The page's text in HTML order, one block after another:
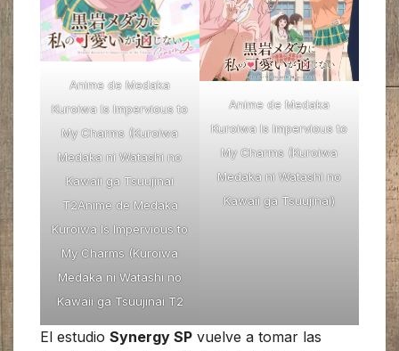
Anime de Medaka
Kuroiwa Is Impervious to
My Charms (Kuroiwa
Medaka ni Watashi no
Kawaii ga Tsuujinai
T2Anime de Medaka
Kuroiwa Is Impervious to
My Charms (Kuroiwa
Medaka ni Watashi no
Kawaii ga Tsuujinai T2
Anime de Medaka
Kuroiwa Is Impervious to
My Charms (Kuroiwa
Medaka ni Watashi no
Kawaii ga Tsuujinai)
El estudio Synergy SP vuelve a tomar las